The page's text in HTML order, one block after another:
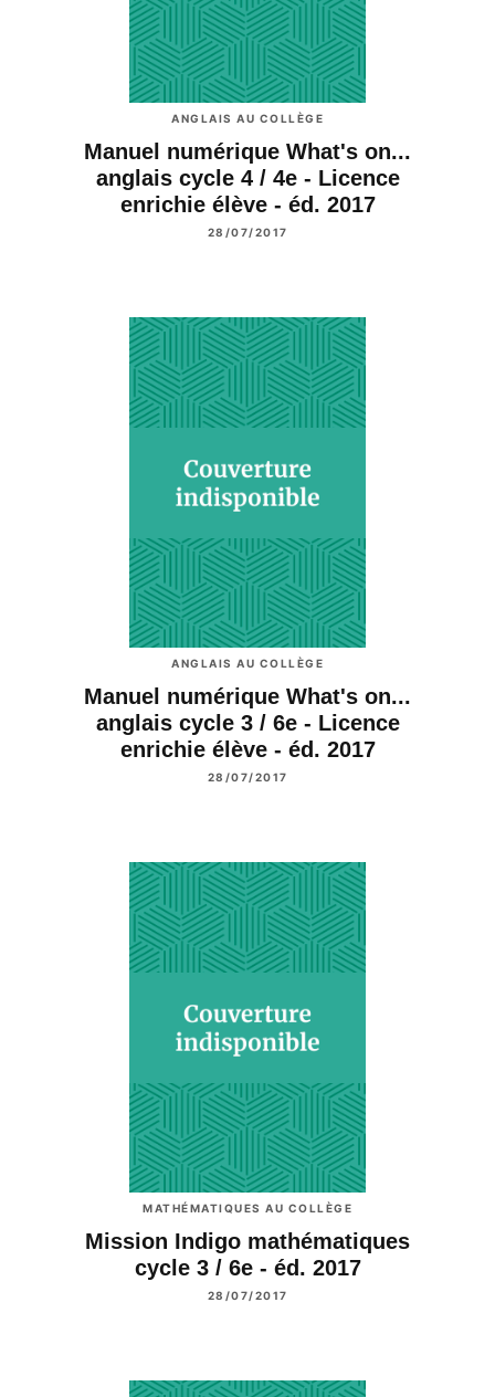
ANGLAIS AU COLLÈGE
Manuel numérique What's on...
anglais cycle 4 / 4e - Licence
enrichie élève - éd. 2017
28/07/2017
ANGLAIS AU COLLÈGE
Manuel numérique What's on...
anglais cycle 3 / 6e - Licence
enrichie élève - éd. 2017
28/07/2017
MATHÉMATIQUES AU COLLÈGE
Mission Indigo mathématiques
cycle 3 / 6e - éd. 2017
28/07/2017